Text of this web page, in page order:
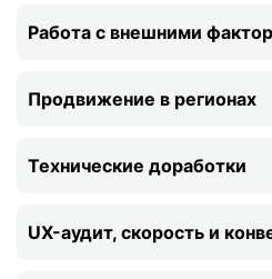
Работа с внешними
Продвижение в регионах
Технические доработки
UX-аудит, скорость и